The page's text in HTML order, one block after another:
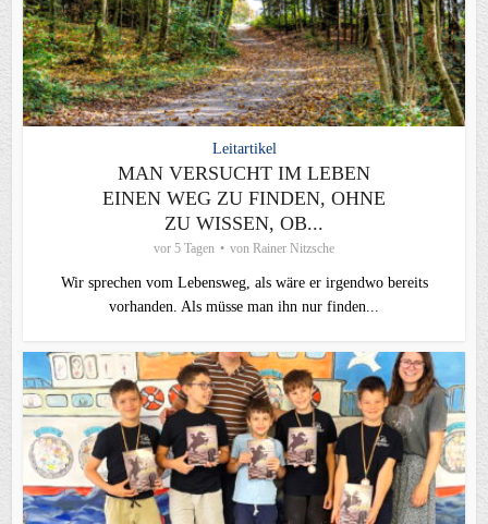
Leitartikel
MAN VERSUCHT IM LEBEN
EINEN WEG ZU FINDEN, OHNE
ZU WISSEN, OB...
vor 5 Tagen von Rainer Nitzsche
Wir sprechen vom Lebensweg, als wäre er irgendwo bereits
vorhanden. Als müsse man ihn nur finden...